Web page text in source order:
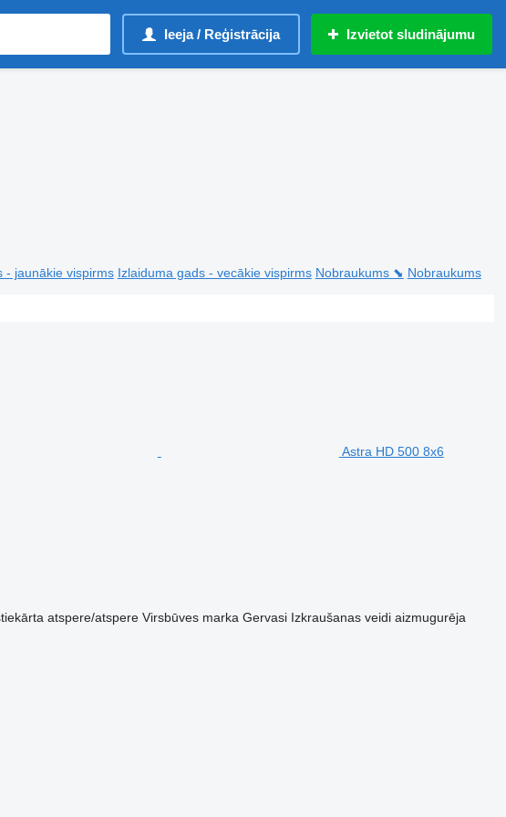
Ieeja / Reģistrācija Izvietot sludinājumu
- jaunākie vispirms Izlaiduma gads - vecākie vispirms Nobraukums ⬊ Nobraukums
Astra HD 500 8x6
atspere/atspere Virsbūves marka Gervasi Izkraušanas veidi aizmugurēja